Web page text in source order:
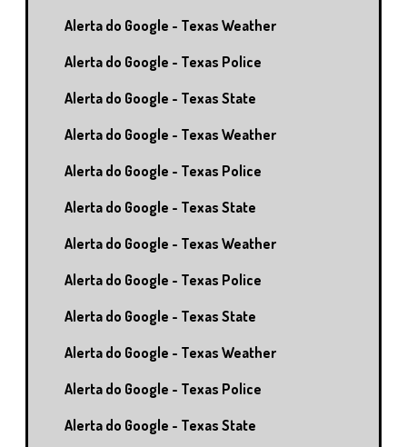
Alerta do Google - Texas Weather
Alerta do Google - Texas Police
Alerta do Google - Texas State
Alerta do Google - Texas Weather
Alerta do Google - Texas Police
Alerta do Google - Texas State
Alerta do Google - Texas Weather
Alerta do Google - Texas Police
Alerta do Google - Texas State
Alerta do Google - Texas Weather
Alerta do Google - Texas Police
Alerta do Google - Texas State